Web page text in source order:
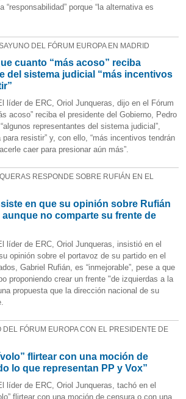
“responsabilidad” porque “la alternativa es
DEL FÓRUM EUROPA EN MADRID
cuanto “más acoso” reciba
del sistema judicial “más incentivos
líder de ERC, Oriol Junqueras, dijo en el Fórum
acoso” reciba el presidente del Gobierno, Pedro
representantes del sistema judicial”,
resistir” y, con ello, “más incentivos tendrán
caer para presionar aún más”.
RESPONDE SOBRE RUFIÁN EN EL
en que su opinión sobre Rufián
aunque no comparte su frente de
líder de ERC, Oriol Junqueras, insistió en el
opinión sobre el portavoz de su partido en el
Gabriel Rufián, es “inmejorable”, pese a que
proponiendo crear un frente "de izquierdas a la
propuesta que la dirección nacional de su
DEL FÓRUM EUROPA CON EL PRESIDENTE DE
flirtear con una moción de
lo que representan PP y Vox”
líder de ERC, Oriol Junqueras, tachó en el
flirtear con una moción de censura o con una